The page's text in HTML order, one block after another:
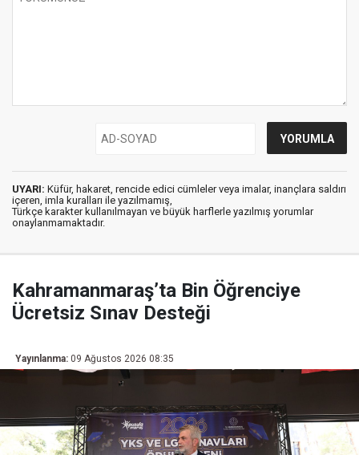
UYARI: Küfür, hakaret, rencide edici cümleler veya imalar, inançlara saldırı
içeren, imla kuralları ile yazılmamış,
Türkçe karakter kullanılmayan ve büyük harflerle yazılmış yorumlar
onaylanmamaktadır.
Kahramanmaraş’ta Bin Öğrenciye
Ücretsiz Sınav Desteği
Yayınlanma: 09 Ağustos 2026 08:35